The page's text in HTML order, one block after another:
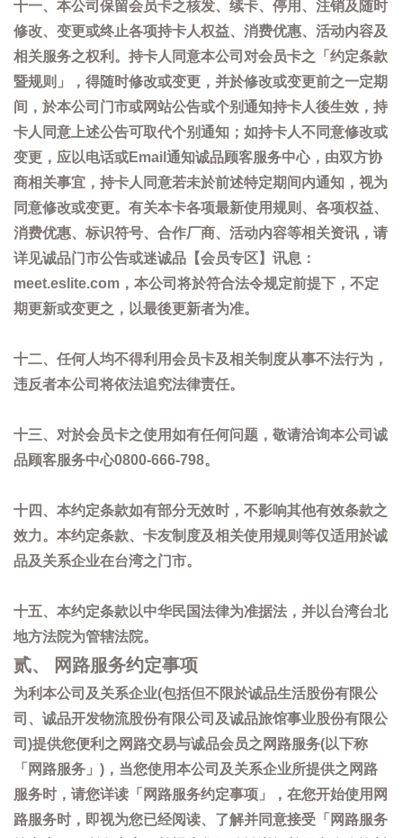
十一、本公司保留会员卡之核发、续卡、停用、注销及随时
修改、变更或终止各项持卡人权益、消费优惠、活动内容及
相关服务之权利。持卡人同意本公司对会员卡之「约定条款
暨规则」，得随时修改或变更，并於修改或变更前之一定期
间，於本公司门市或网站公告或个别通知持卡人後生效，持
卡人同意上述公告可取代个别通知；如持卡人不同意修改或
变更，应以电话或Email通知诚品顾客服务中心，由双方协
商相关事宜，持卡人同意若未於前述特定期间内通知，视为
同意修改或变更。有关本卡各项最新使用规则、各项权益、
消费优惠、标识符号、合作厂商、活动内容等相关资讯，请
详见诚品门市公告或迷诚品【会员专区】讯息：
meet.eslite.com，本公司将於符合法令规定前提下，不定
期更新或变更之，以最後更新者为准。
十二、任何人均不得利用会员卡及相关制度从事不法行为，
违反者本公司将依法追究法律责任。
十三、对於会员卡之使用如有任何问题，敬请洽询本公司诚
品顾客服务中心0800-666-798。
十四、本约定条款如有部分无效时，不影响其他有效条款之
效力。本约定条款、卡友制度及相关使用规则等仅适用於诚
品及关系企业在台湾之门市。
十五、本约定条款以中华民国法律为准据法，并以台湾台北
地方法院为管辖法院。
贰、 网路服务约定事项
为利本公司及关系企业(包括但不限於诚品生活股份有限公
司、诚品开发物流股份有限公司及诚品旅馆事业股份有限公
司)提供您便利之网路交易与诚品会员之网路服务(以下称
「网路服务」)，当您使用本公司及关系企业所提供之网路
服务时，请您详读「网路服务约定事项」，在您开始使用网
路服务时，即视为您已经阅读、了解并同意接受「网路服务